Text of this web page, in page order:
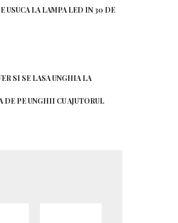
USUCA LA LAMPA LED IN 30 DE
SI SE LASA UNGHIA LA
DE PE UNGHII CU AJUTORUL